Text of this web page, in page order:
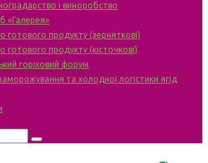
і виноробство
«Галерея»
готового продукту (зерняткові)
готового продукту (кісточкові)
горіховий форум
та холодної логістики ягід